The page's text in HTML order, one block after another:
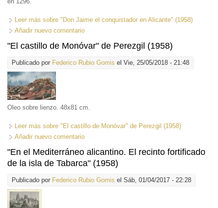
Leer más sobre "Don Jaime el conquistador en Alicante" (1958)
Añadir nuevo comentario
"El castillo de Monóvar" de Perezgil (1958)
Publicado por Federico Rubio Gomis el Vie, 25/05/2018 - 21:48
Oleo sobre lienzo. 48x81 cm.
Leer más sobre "El castillo de Monóvar" de Perezgil (1958)
Añadir nuevo comentario
"En el Mediterráneo alicantino. El recinto fortificado
de la isla de Tabarca" (1958)
Publicado por Federico Rubio Gomis el Sáb, 01/04/2017 - 22:28